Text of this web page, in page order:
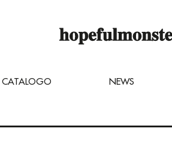
dei titoli inviando
CATALOGO NEWS